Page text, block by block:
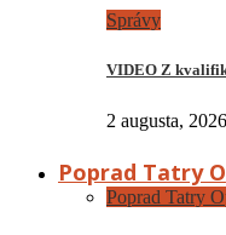
Správy
VIDEO Z
2 augusta, 2026
Poprad Tatry
Poprad Tatry